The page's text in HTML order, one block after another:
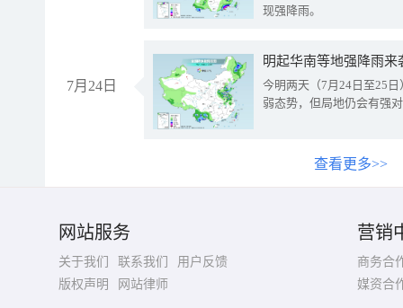
现强降雨。
7月24日
明起华南等地强降雨
今明两天（7月24日至25
弱态势，但局地仍会有强
查看更多>>
网站服务
关于我们 联系我们
用户反馈
版权声明
网站律师
营销
商务合
媒资合